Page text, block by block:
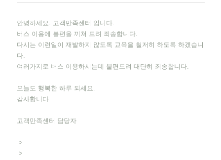
안녕하세요. 고객만족센터 입니다.
버스 이용에 불편을 끼쳐 드려 죄송합니다.
다시는 이런일이 재발하지 않도록 교육을 철저히 하도록 하겠습니
다.
여러가지로 버스 이용하시는데 불편드려 대단히 죄송합니다.
오늘도 행복한 하루 되세요.
감사합니다.
고객만족센터 담당자
>
>